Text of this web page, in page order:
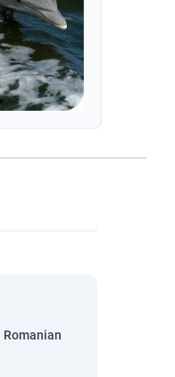
Romanian